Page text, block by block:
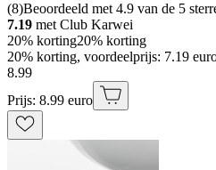
(8)Beoordeeld met 4.9 van de 5
7.19 met Club Karwei
20% korting20% korting
20% korting, voordeelprijs: 7.19
8.99
Prijs: 8.99 euro